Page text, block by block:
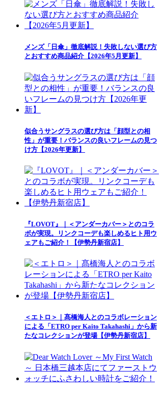
メンズ「日傘」徹底解説！失敗しない選び方
とおすすめ商品紹介【2026年5月更新】
似合うサングラスの選び方は「顔型との相
性」が重要！バランスの良いフレームの見つ
け方【2026年更新】
『LOVOT』｜＜アンダーカバー＞とのコラ
ボが実現。リンクコーデも楽しめるヒト用ウ
ェアもご紹介！【伊勢丹新宿店】
＜エトロ＞｜髙橋海人とのコラボレーション
による「ETRO per Kaito Takahashi」から新
たなコレクションが登場【伊勢丹新宿店】